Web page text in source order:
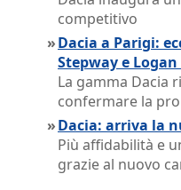
competitivo
»Dacia a Parigi:
Stepway e Logan
La gamma Dacia
confermare la
»Dacia: arriva la
Più affidabilità e
grazie al nuovo